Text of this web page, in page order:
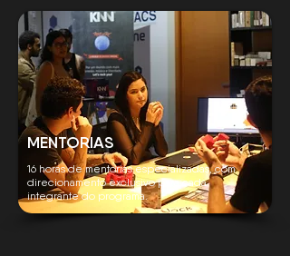
MENTORIAS
16 horas de mentorias especializadas, com
direcionamento exclusivo para cada
integrante do programa.